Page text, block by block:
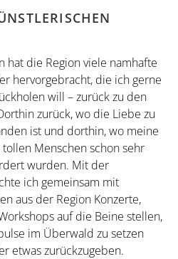
hat die Region viele namhafte
hervorgebracht, die ich gerne
will – zurück zu den
zurück, wo die Liebe zu
ist und dorthin, wo meine
Menschen schon sehr
wurden. Mit der
ich gemeinsam mit
aus der Region Konzerte,
auf die Beine stellen,
im Überwald zu setzen
etwas zurückzugeben.